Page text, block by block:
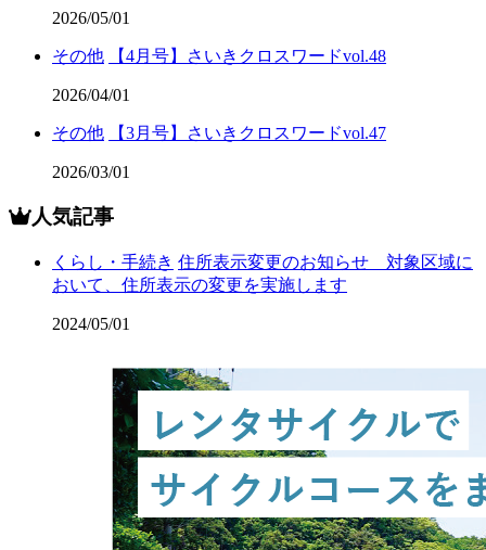
2026/05/01
その他 【4月号】さいきクロスワードvol.48
2026/04/01
その他 【3月号】さいきクロスワードvol.47
2026/03/01
人気記事
くらし・手続き 住所表示変更のお知らせ 対象区域に
おいて、住所表示の変更を実施します
2024/05/01